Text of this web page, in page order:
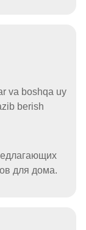
va boshqa uy
berish
для дома.